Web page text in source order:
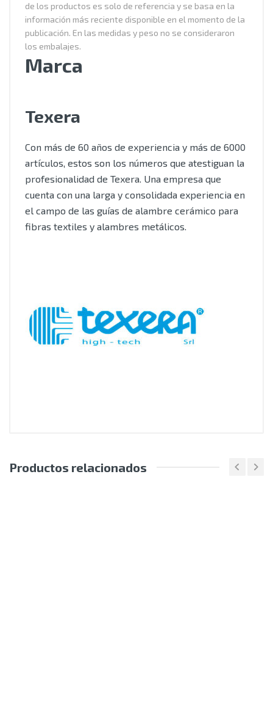
de los productos es solo de referencia y se basa en la
información más reciente disponible en el momento de la
publicación. En las medidas y peso no se consideraron
los embalajes.
Marca
Texera
Con más de 60 años de experiencia y más de 6000
artículos, estos son los números que atestiguan la
profesionalidad de Texera. Una empresa que
cuenta con una larga y consolidada experiencia en
el campo de las guías de alambre cerámico para
fibras textiles y alambres metálicos.
Productos relacionados